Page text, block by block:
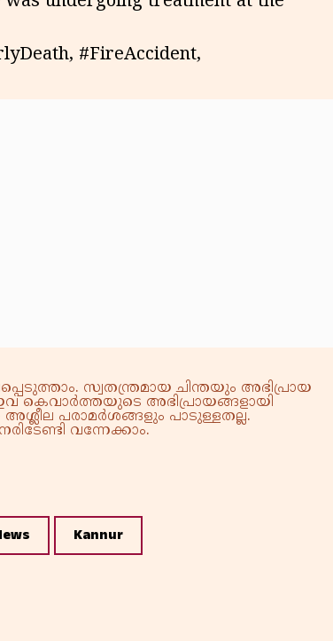
#FireAccident,
സ്വതന്ത്രമായ ചിന്തയും അഭിപ്രായ
കെവാർത്തയുടെ അഭിപ്രായങ്ങളായി
പരാമർശങ്ങളും പാടുള്ളതല്ല.
വന്നേക്കാം.
Kannur